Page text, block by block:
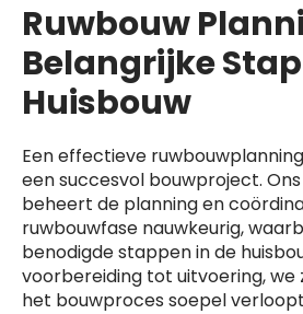
Ruwbouw
Belangrijke
Huisbouw
Een effectieve
een succesvol bouwproject.
beheert de planning en
ruwbouwfase nauwkeurig,
benodigde stappen in de
voorbereiding tot uitvoering,
het bouwproces soepel